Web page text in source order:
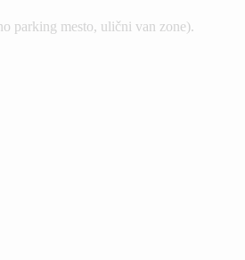
parking mesto, ulični van zone).